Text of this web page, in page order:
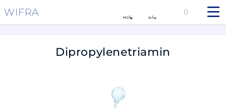
WIFRA Hilfe Info
0
Dipropylenetriamin